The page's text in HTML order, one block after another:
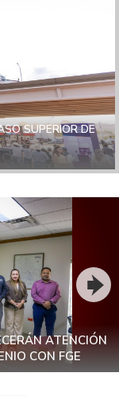
SUPERIOR DE
DE
TOMA